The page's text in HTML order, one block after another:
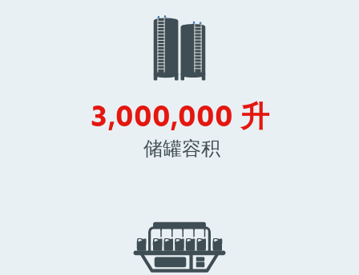
3,000,000 升
储罐容积